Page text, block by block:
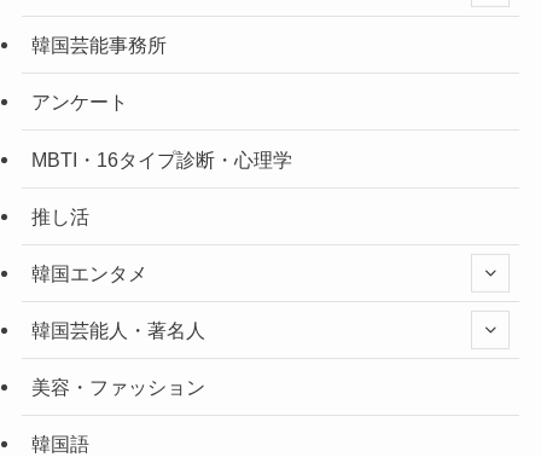
韓国芸能事務所
アンケート
MBTI・16タイプ診断・心理学
推し活
韓国エンタメ
韓国芸能人・著名人
美容・ファッション
韓国語